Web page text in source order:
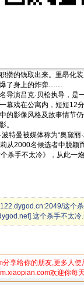
含污了一小包毒品而遭
央求杀手里昂训练她，
开始帮里昂管家并教其
了外表冷漠的里昂内心
倒被抓。里昂及时赶到
里昂撂倒一片警察，再
攒的钱取出来。里昂化
爆了身上的炸弹……
导演吕克·贝松执导，是
幕戏在公寓内，短短12
的影像风格及故事情节
。
特曼被媒体称为“奥黛丽
从2000名候选者中脱颖
杀手不太冷》，从此一炮
这个
这个杀手不太冷
享给你的朋友,更多人
m.xiaopian.com欢迎你每